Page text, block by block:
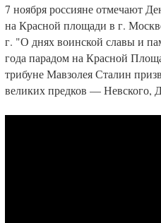
7 ноября россияне отмечают
на Красной площади в г.
г. "О днях воинской славы и
года парадом на Красной
трибуне Мавзолея Сталин
великих предков — Невского,